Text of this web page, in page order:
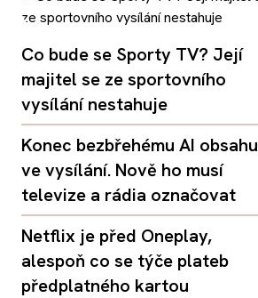
Co bude se Sporty TV? Její
majitel se ze sportovního
vysílání nestahuje
Konec bezbřehému AI obsahu
ve vysílání. Nově ho musí
televize a rádia označovat
Netflix je před Oneplay,
alespoň co se týče plateb
předplatného kartou